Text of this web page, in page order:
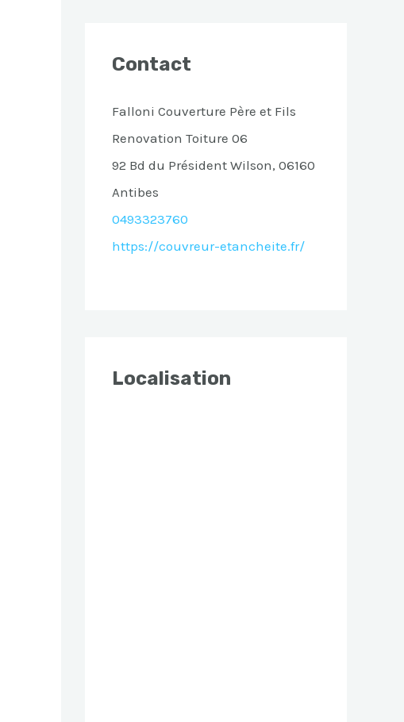
Contact
Falloni Couverture Père et Fils
Renovation Toiture 06
92 Bd du Président Wilson, 06160
Antibes
0493323760
https://couvreur-etancheite.fr/
Localisation